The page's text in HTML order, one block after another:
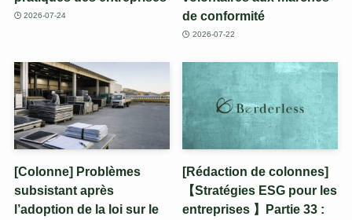
2026-07-24
de conformité
2026-07-22
[Colonne] Problèmes
subsistant après
l’adoption de la loi sur le
[Rédaction de colonnes]
【Stratégies ESG pour les
entreprises 】Partie 33 :